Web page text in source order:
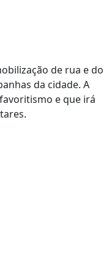
de rua e do
da cidade. A
e que irá